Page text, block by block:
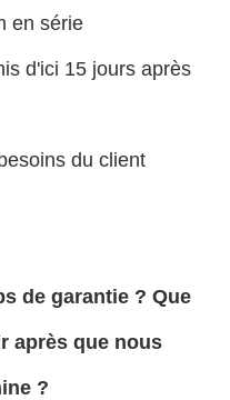
en série
d'ici 15 jours après
du client
de garantie ? Que
après que nous
?